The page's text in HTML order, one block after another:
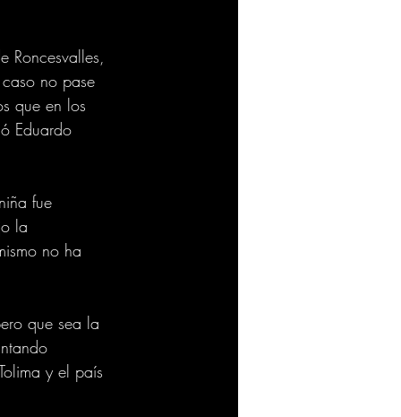
Roncesvalles,
no pase
que en los
Eduardo
fue
la
no ha
que sea la
y el país